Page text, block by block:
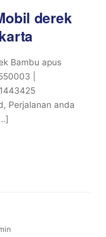
derek
Bambu apus
|
Perjalanan anda